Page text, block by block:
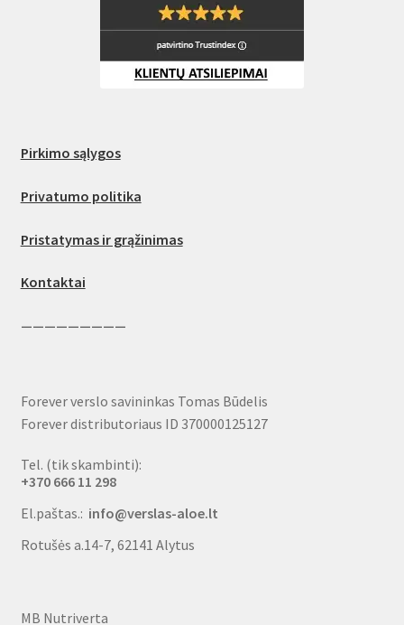
Pirkimo sąlygos
Privatumo politika
Pristatymas ir grąžinimas
Kontaktai
—————————
Forever verslo savininkas Tomas Būdelis
Forever distributoriaus ID 370000125127
Tel. (tik skambinti):
+370 666 11 298
El.paštas.: info@verslas-aloe.lt
Rotušės a.14-7, 62141 Alytus
MB Nutriverta